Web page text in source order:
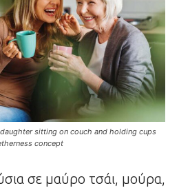
sitting on couch and holding cups
concept
σε μαύρο τσάι, μούρα,